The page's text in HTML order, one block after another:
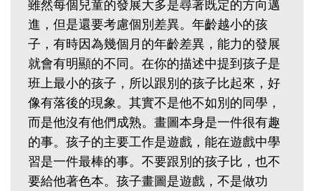
雖然每個兒童的發展大多是尋著既定的方向邁
進，但是還要考慮個別差異。年齡越小的孩
子，有時因為幾個月的年齡差異，能力的發展
就會有明顯的不同。在你的描述中提到孩子是
班上最小的孩子，所以跟別的孩子比起來，好
像有落後的現象。其實不是他不如別的同學，
而是他沒有他們成熟。畫圖本身是一件很有趣
的事。孩子的主要工作是遊戲，能在遊戲中學
習是一件最棒的事。不要跟別的孩子比，也不
要給他著色本。孩子畫圖是遊戲，不是做功